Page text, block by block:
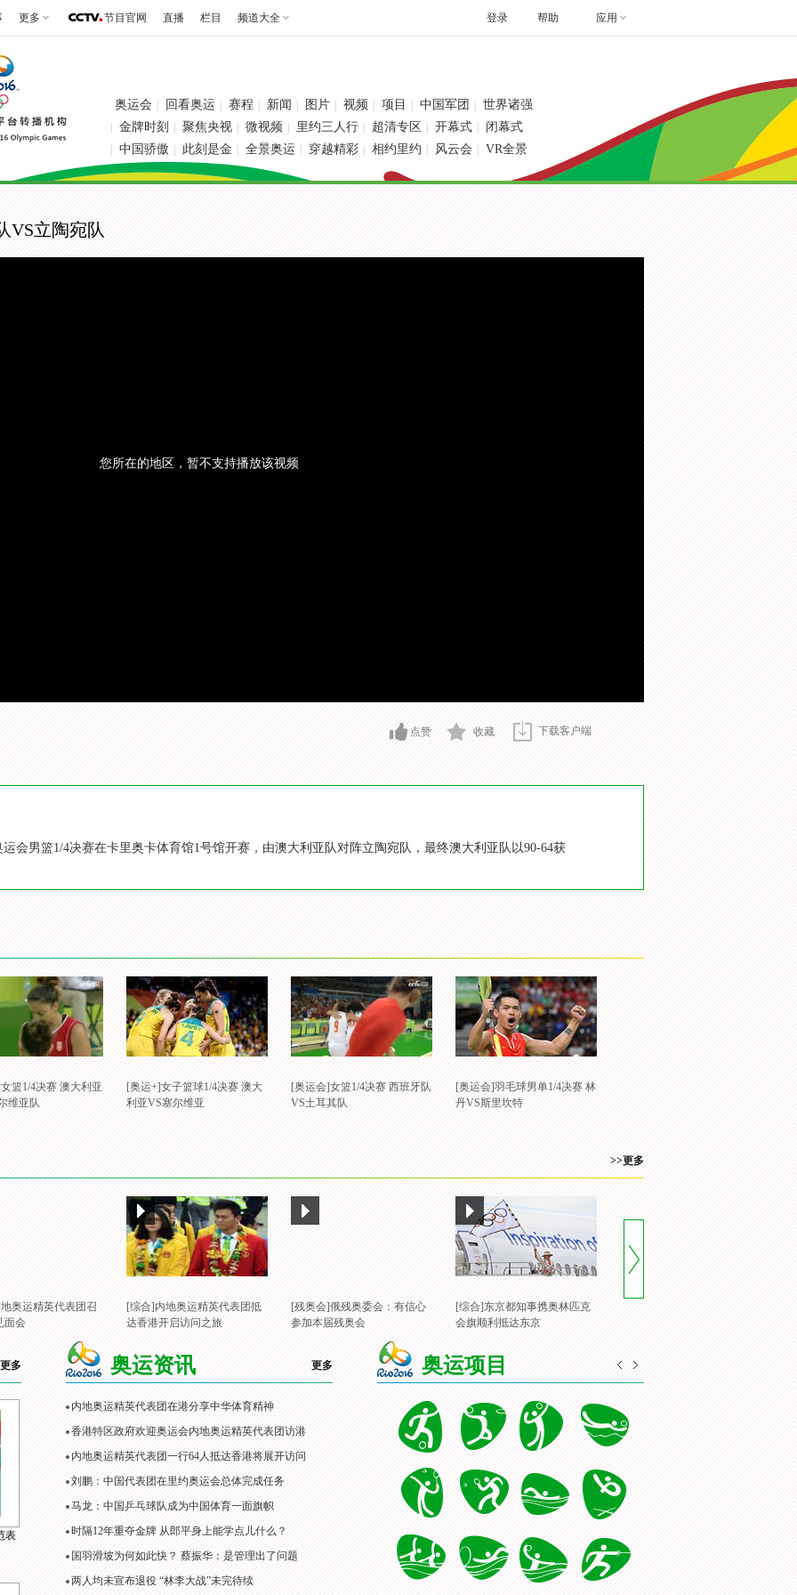
更多 节目官网 直播 栏目 频道大全 帮助 应用
登录
奥运会 回看奥运 赛程 新闻 图片 视频 项目 中国军团 世界诸强
金牌时刻 聚焦央视 微视频 里约三人行 超清专区 开幕式 闭幕式
中国骄傲 此刻是金 全景奥运 穿越精彩 相约里约 风云会 VR全景
VS立陶宛队
您所在的地区，暂不支持播放该视频
点赞 收藏 下载客户端
运会男篮1/4决赛在卡里奥卡体育馆1号馆开赛，由澳大利亚队对阵立陶宛队，最终澳大利亚队以90-64获
篮1/4决赛 澳大利亚
维亚队
[奥运+]女子篮球1/4决赛 澳大
利亚VS塞尔维亚
[奥运会]女篮1/4决赛 西班牙队
VS土耳其队
[奥运会]羽毛球男单1/4决赛 林
丹VS斯里坎特
>>更多
奥运精英代表团召
面会
[综合]内地奥运精英代表团抵
达香港开启访问之旅
[残奥会]俄残奥委会：有信心
参加本届残奥会
[综合]东京都知事携奥林匹克
会旗顺利抵达东京
更多
表
奥运资讯 更多
内地奥运精英代表团在港分享中华体育精神
香港特区政府欢迎奥运会内地奥运精英代表团访港
内地奥运精英代表团一行64人抵达香港将展开访问
刘鹏：中国代表团在里约奥运会总体完成任务
马龙：中国乒乓球队成为中国体育一面旗帜
时隔12年重夺金牌 从郎平身上能学点儿什么？
国羽滑坡为何如此快？ 蔡振华：是管理出了问题
两人均未宣布退役 “林李大战”未完待续
奥运项目